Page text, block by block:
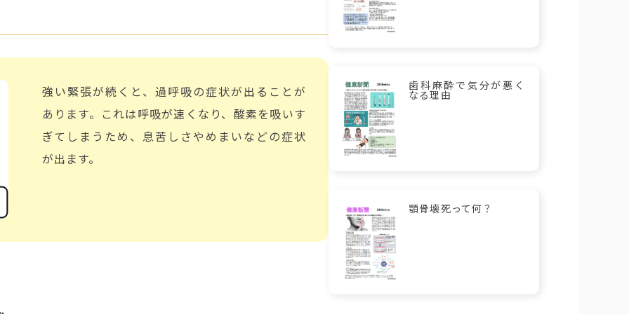
強い緊張が続くと、過呼吸の症状が出ることが
あります。 これは呼吸が速くなり、酸素を吸いす
ぎてしまうため、息苦しさやめまいなどの症状
が出ます。
歯科麻酔で気分が悪く
なる理由
顎骨壊死って何？